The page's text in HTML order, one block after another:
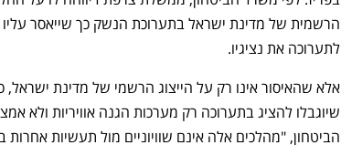
לתערוכה את נציגיו.